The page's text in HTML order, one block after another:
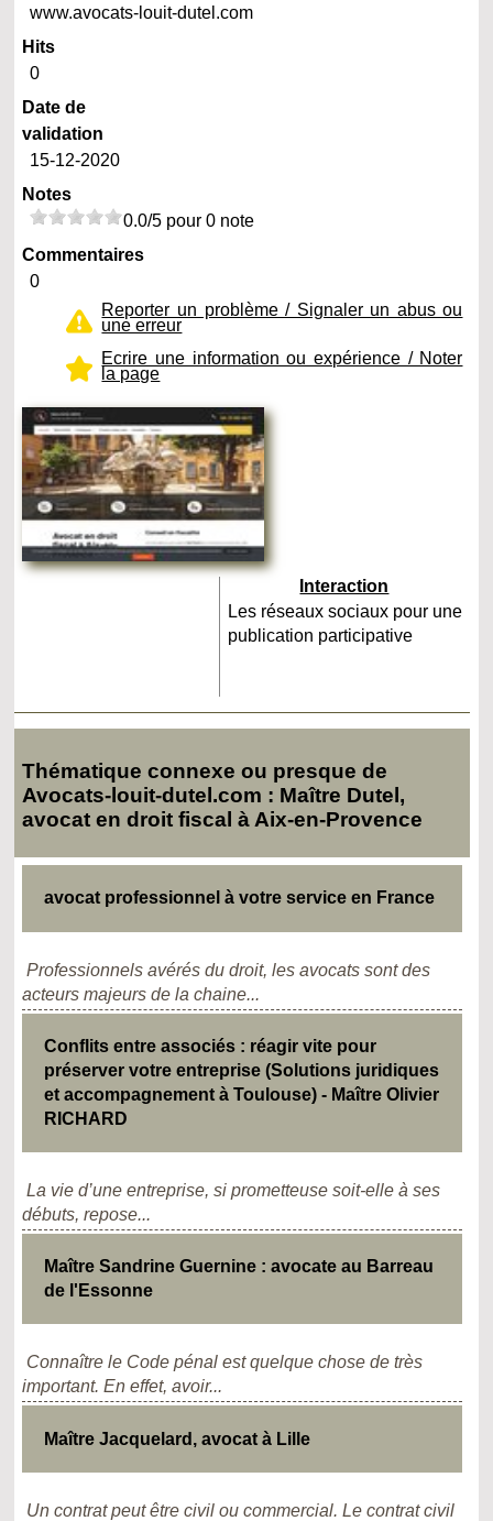
www.avocats-louit-dutel.com
Hits
0
Date de
validation
15-12-2020
Notes
0.0/5 pour 0 note
Commentaires
0
Reporter un problème / Signaler un abus ou
une erreur
Ecrire une information ou expérience / Noter
la page
Interaction
Les réseaux sociaux pour une
publication participative
Thématique connexe ou presque de
Avocats-louit-dutel.com : Maître Dutel,
avocat en droit fiscal à Aix-en-Provence
avocat professionnel à votre service en France
Professionnels avérés du droit, les avocats sont des
acteurs majeurs de la chaine...
Conflits entre associés : réagir vite pour
préserver votre entreprise (Solutions juridiques
et accompagnement à Toulouse) - Maître Olivier
RICHARD
La vie d’une entreprise, si prometteuse soit-elle à ses
débuts, repose...
Maître Sandrine Guernine : avocate au Barreau
de l'Essonne
Connaître le Code pénal est quelque chose de très
important. En effet, avoir...
Maître Jacquelard, avocat à Lille
Un contrat peut être civil ou commercial. Le contrat civil